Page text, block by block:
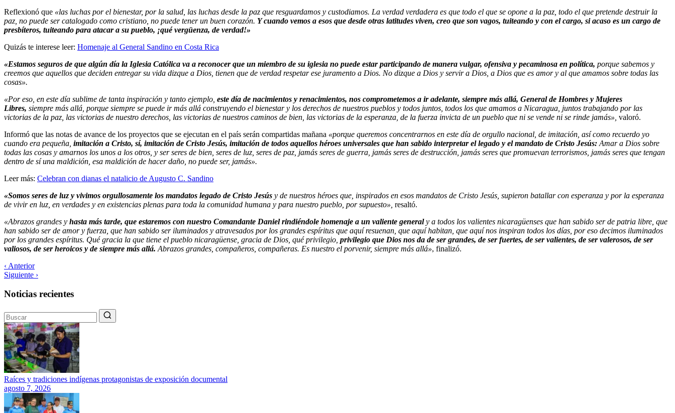
Reflexionó que «las luchas por el bienestar, por la salud, las luchas desde la paz que resguardamos y custodiamos. La verdad verdadera es que todo el que se opone a la paz, todo el que pretende destruir la
paz, no puede ser catalogado como cristiano, no puede tener un buen corazón. Y cuando vemos a esos que desde otras latitudes viven, creo que son vagos, tuiteando y con el cargo, si acaso es un cargo de
presbíteros, tuiteando para atacar a su pueblo, ¡qué vergüenza, de verdad!»
Quizás te interese leer: Homenaje al General Sandino en Costa Rica
«Estamos seguros de que algún día la Iglesia Católica va a reconocer que un miembro de su iglesia no puede estar participando de manera vulgar, ofensiva y pecaminosa en política, porque sabemos y
creemos que aquellos que deciden entregar su vida dizque a Dios, tienen que de verdad respetar ese juramento a Dios. No dizque a Dios y servir a Dios, a Dios que es amor y al que amamos sobre todas las
cosas».
«Por eso, en este día sublime de tanta inspiración y tanto ejemplo, este día de nacimientos y renacimientos, nos comprometemos a ir adelante, siempre más allá, General de Hombres y Mujeres
Libres, siempre más allá, porque siempre se puede ir más allá construyendo el bienestar y los derechos de nuestros pueblos y todos juntos, todos los que amamos a Nicaragua, juntos trabajando por las
victorias de la paz, las victorias de nuestro derechos, las victorias de nuestros caminos de bien, las victorias de la esperanza, de la fuerza invicta de un pueblo que ni se vende ni se rinde jamás», valoró.
Informó que las notas de avance de los proyectos que se ejecutan en el país serán compartidas mañana «porque queremos concentrarnos en este día de orgullo nacional, de imitación, así como recuerdo yo
cuando era pequeña, imitación a Cristo, sí, imitación de Cristo Jesús, imitación de todos aquellos héroes universales que han sabido interpretar el legado y el mandato de Cristo Jesús: Amar a Dios sobre
todas las cosas y amarnos los unos a los otros, y ser seres de bien, seres de luz, seres de paz, jamás seres de guerra, jamás seres de destrucción, jamás seres que promuevan terrorismos, jamás seres que tengan
dentro de sí una maldición, esa maldición de hacer daño, no puede ser, jamás».
Leer más: Celebran con dianas el natalicio de Augusto C. Sandino
«Somos seres de luz y vivimos orgullosamente los mandatos legado de Cristo Jesús y de nuestros héroes que, inspirados en esos mandatos de Cristo Jesús, supieron batallar con esperanza y por la esperanza
de vivir en luz, en verdades y en existencias plenas para toda la comunidad humana y para nuestro pueblo, por supuesto», resaltó.
«Abrazos grandes y hasta más tarde, que estaremos con nuestro Comandante Daniel rindiéndole homenaje a un valiente generaly a todos los valientes nicaragüenses que han sabido ser de patria libre, que
han sabido ser de amor y fuerza, que han sabido ser iluminados y atravesados por los grandes espíritus que aquí resuenan, que aquí habitan, que aquí nos inspiran todos los días, por eso decimos iluminados
por los grandes espíritus. Qué gracia la que tiene el pueblo nicaragüense, gracia de Dios, qué privilegio, privilegio que Dios nos da de ser grandes, de ser fuertes, de ser valientes, de ser valerosos, de ser
valiosos, de ser heroicos y de siempre más allá. Abrazos grandes, compañeros, compañeras. Es nuestro el porvenir, siempre más allá», finalizó.
‹ Anterior
Siguiente ›
Noticias recientes
Raíces y tradiciones indígenas protagonistas de exposición documental
agosto 7, 2026